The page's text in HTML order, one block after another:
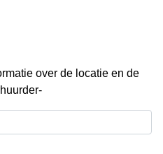
over de locatie en de